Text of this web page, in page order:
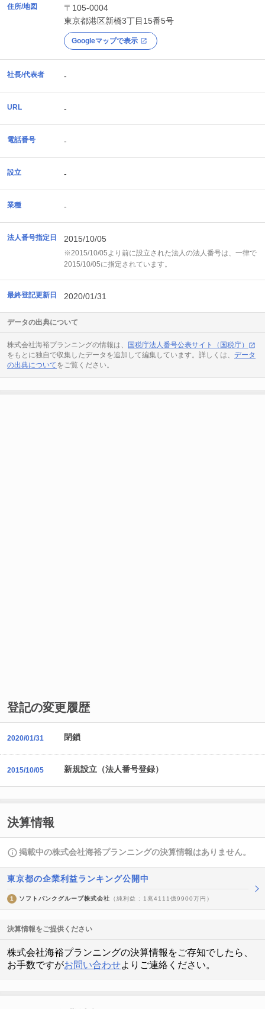
住所/地図
〒105-0004
東京都港区新橋3丁目15番5号
Googleマップで表示
社長/代表者 -
URL -
電話番号 -
設立 -
業種 -
法人番号指定日 2015/10/05
※2015/10/05より前に設立された法人の法人番号は、一律で
2015/10/05に指定されています。
最終登記更新日 2020/01/31
データの出典について
株式会社海裕プランニングの情報は、
国税庁法人番号公表サイト（国税庁）
をもとに独自で収集したデータを追加して編集しています。詳しくは、 データ
の出典についてをご覧ください。
登記の変更履歴
2020/01/31 閉鎖
2015/10/05 新規設立（法人番号登録）
決算情報
掲載中の株式会社海裕プランニングの決算情報はありません。
東京都の企業利益ランキング公開中
1 ソフトバンクグループ株式会社 （純利益 : 1兆4111億9900万円）
決算情報をご提供ください
株式会社海裕プランニングの決算情報をご存知でしたら、
お手数ですがお問い合わせよりご連絡ください。